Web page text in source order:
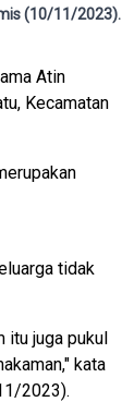
(10/11/2023).
Atin
Kecamatan
tidak
itu juga pukul
kata
2023).